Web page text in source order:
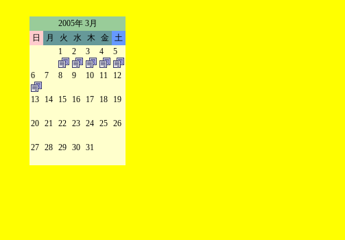
2005年 3月
日
月 火 水 木 金
土
1
2 3 4 5
6 7 8 9 10 11 12
13 14 15 16 17 18 19
20 21 22 23 24 25 26
27 28 29 30 31